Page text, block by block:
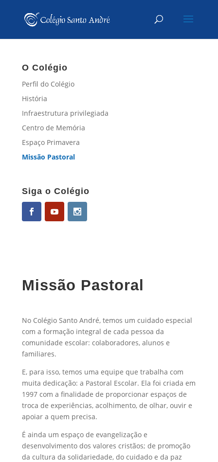
O Colégio
Perfil do Colégio
História
Infraestrutura privilegiada
Centro de Memória
Espaço Primavera
Missão Pastoral
Siga o Colégio
Missão Pastoral
No Colégio Santo André, temos um cuidado especial
com a formação integral de cada pessoa da
comunidade escolar: colaboradores, alunos e
familiares.
E, para isso, temos uma equipe que trabalha com
muita dedicação: a Pastoral Escolar. Ela foi criada em
1997 com a finalidade de proporcionar espaços de
troca de experiências, acolhimento, de olhar, ouvir e
apoiar a quem precisa.
É ainda um espaço de evangelização e
desenvolvimento dos valores cristãos; de promoção
da cultura da solidariedade, do cuidado e da paz